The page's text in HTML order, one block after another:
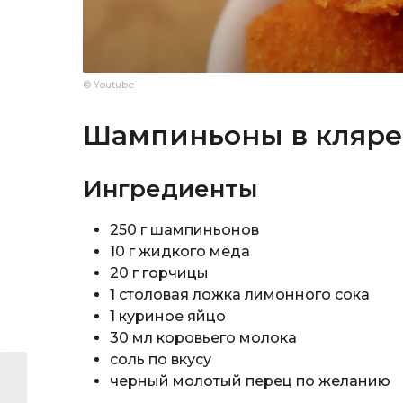
© Youtube
Шампиньоны в кляре
Ингредиенты
250 г шампиньонов
10 г жидкого мёда
20 г горчицы
1 столовая ложка лимонного сока
1 куриное яйцо
30 мл коровьего молока
соль по вкусу
черный молотый перец по желанию